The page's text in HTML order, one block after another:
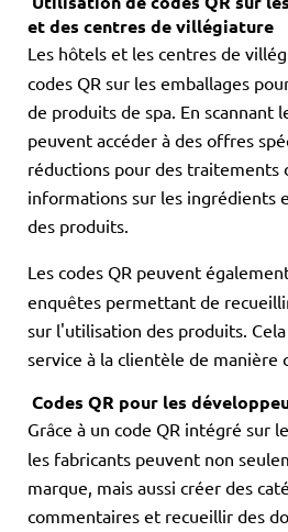
et des centres de villégiature
Les hôtels et les centres de
codes QR sur les emballages
de produits de spa. En scannant
peuvent accéder à des offres
réductions pour des traitements
informations sur les ingrédients
des produits.
Les codes QR peuvent
enquêtes permettant de
sur l'utilisation des produits.
service à la clientèle de manière
Codes QR pour les
Grâce à un code QR intégré sur
les fabricants peuvent non
marque, mais aussi créer des
commentaires et recueillir des